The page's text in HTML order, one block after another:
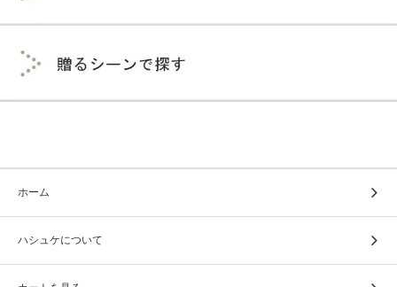
ホーム
ハシュケについて